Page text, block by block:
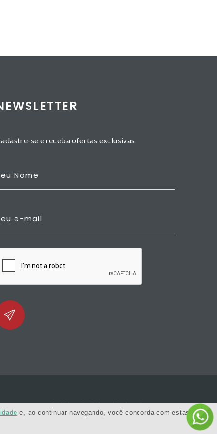
se e receba ofertas exclusivas
Nome
e-mail
Política de Privacidade e Segurança
e, ao continuar navegando, você concorda com estas